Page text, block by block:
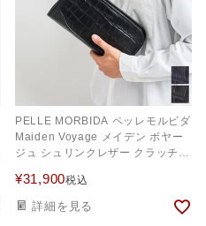
PELLE MORBIDA ペッレモルビダ
Maiden Voyage メイデン ボヤー
ジュ シュリンクレザー クラッチバ
¥31,900税込
詳細を見る